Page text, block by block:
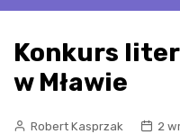
Konkurs
w Mławie
Robert Kasprzak
2